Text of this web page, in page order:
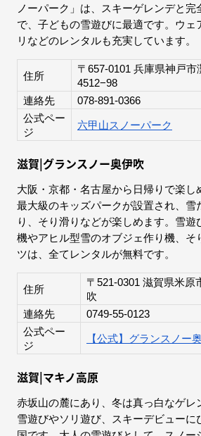
ノーパーク」は、スキーゲレンデと完
で、子どもの雪遊びに最適です。ウェ
リなどのレンタルも充実しています。
住所
〒657-0101 兵庫県神戸市
4512−98
連絡先
078-891-0366
公式ペー
ジ
六甲山スノーパーク
滋賀|グランスノー奥伊吹
大阪・京都・名古屋から日帰りで楽し
最大級のキッズパークが設置され、雪
り、そり滑りなどが楽しめます。雪遊
機やアヒル型雪のオブジェ作り機、そ
ツは、全てレンタルが無料です。
住所
〒521-0301 滋賀県米原
吹
連絡先
0749-55-0123
公式ペー
ジ
【公式】グランスノー
滋賀|マキノ高原
赤坂山の麓にあり、冬は真っ白なゲレ
雪遊びやソリ遊び、スキーデビューに